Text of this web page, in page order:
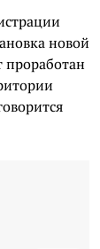
новой
проработан